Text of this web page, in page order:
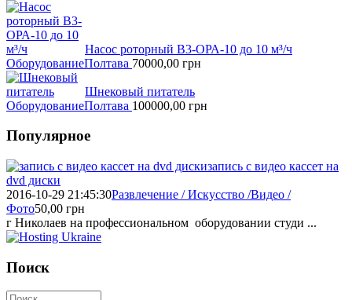
Насос роторный В3-ОРА-10 до 10 м³/ч
ОборудованиеПолтава 70000,00 грн
Шнековый питатель
ОборудованиеПолтава 100000,00 грн
Популярное
запись с видео кассет на
dvd диски
2016-10-29 21:45:30Развлечение / Искусство /Видео /
Фото50,00 грн
г Николаев на профессиональном оборудовании студи ...
Поиск